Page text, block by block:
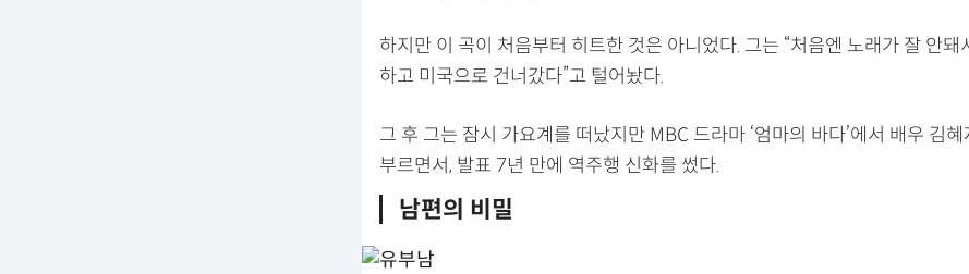
하지만 이 곡이 처음부터 히트한 것은 아니었다. 그는 “처음엔 노래가 잘 안돼
하고 미국으로 건너갔다”고 털어놨다.
그 후 그는 잠시 가요계를 떠났지만 MBC 드라마 ‘엄마의 바다’에서 배우 김
부르면서, 발표 7년 만에 역주행 신화를 썼다.
남편의 비밀